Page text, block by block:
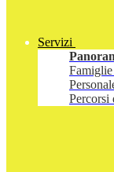
Servizi
Famiglie
Percorsi